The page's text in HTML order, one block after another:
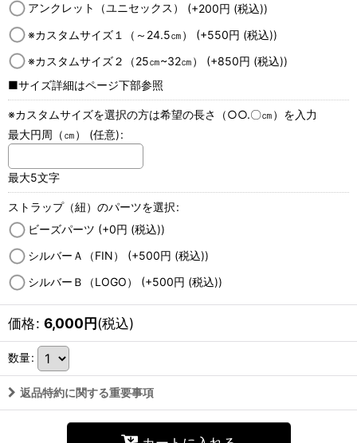
アンクレット（ユニセックス） (+200円 (税込))
※カスタムサイズ１（～24.5㎝） (+550円 (税込))
※カスタムサイズ２（25㎝~32㎝） (+850円 (税込))
■サイズ詳細はページ下部参照
※カスタムサイズを選択の方は希望の長さ（○○.〇㎝）を入力
最大円周（㎝） (任意):
最大5文字
ストラップ（紐）のパーツを選択:
ビーズパーツ (+0円 (税込))
シルバーＡ（FIN） (+500円 (税込))
シルバーＢ（LOGO） (+500円 (税込))
価格: 6,000円(税込)
数量:
返品特約に関する重要事項